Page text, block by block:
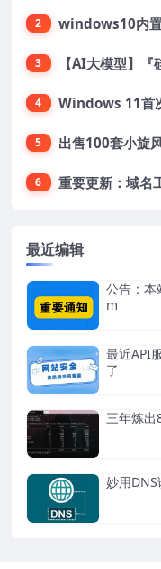
2
3 【AI大模型】
4 Windows 11首
5 出售100套小旋
6 重要更新：域名
最近编辑
公告：
m
最近API
了
三年炼出
妙用